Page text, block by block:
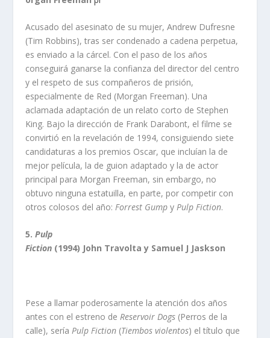
Acusado del asesinato de su mujer, Andrew Dufresne
(Tim Robbins), tras ser condenado a cadena perpetua,
es enviado a la cárcel. Con el paso de los años
conseguirá ganarse la confianza del director del centro
y el respeto de sus compañeros de prisión,
especialmente de Red (Morgan Freeman). Una
aclamada adaptación de un relato corto de Stephen
King. Bajo la dirección de Frank Darabont, el filme se
convirtió en la revelación de 1994, consiguiendo siete
candidaturas a los premios Oscar, que incluían la de
mejor película, la de guion adaptado y la de actor
principal para Morgan Freeman, sin embargo, no
obtuvo ninguna estatuilla, en parte, por competir con
otros colosos del año:Forrest Gump yPulp Fiction.
5.Pulp
Fiction (1994) John Travolta y Samuel J Jaskson
Pese a llamar poderosamente la atención dos años
antes con el estreno deReservoir Dogs (Perros de la
calle), seríaPulp Fiction (Tiembos violentos) el título que